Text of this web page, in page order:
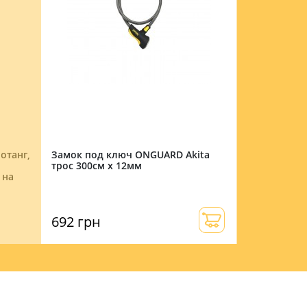
Замок под ключ ONGUARD Akita
трос 300см х 12мм
692 грн